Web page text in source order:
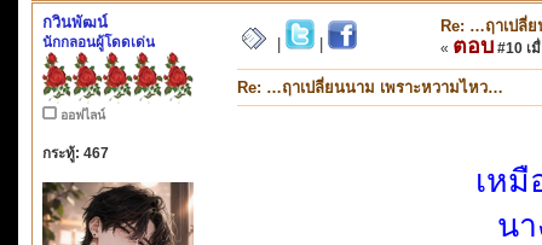
กวินพัฒน์
นักกลอนผู้โดดเด่น
ออฟไลน์
กระทู้: 467
Re: …ฤาเปลี่
« ตอบ #10 เ
Re: …ฤาเปลี่ยนนาม เพราะหวามไหว…
เห
น